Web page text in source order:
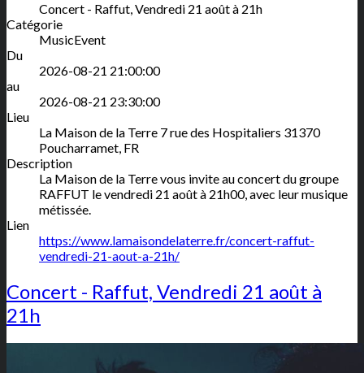
Concert - Raffut, Vendredi 21 août à 21h
Catégorie
MusicEvent
Du
2026-08-21 21:00:00
au
2026-08-21 23:30:00
Lieu
La Maison de la Terre 7 rue des Hospitaliers 31370
Poucharramet, FR
Description
La Maison de la Terre vous invite au concert du groupe
RAFFUT le vendredi 21 août à 21h00, avec leur musique
métissée.
Lien
https://www.lamaisondelaterre.fr/concert-raffut-
vendredi-21-aout-a-21h/
Concert - Raffut, Vendredi 21 août à
21h